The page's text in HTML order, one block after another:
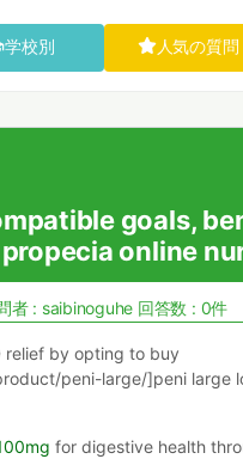
学校別 人気の質問
goals,
online
者 : saibinoguhe 回答数 : 0件
relief by opting to buy
peni-large/]peni large
for digestive health